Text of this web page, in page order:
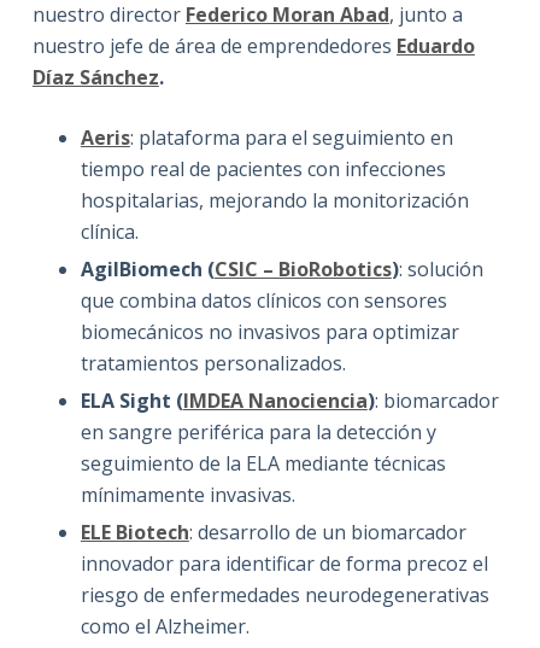
nuestro director Federico Moran Abad, junto a
nuestro jefe de área de emprendedores Eduardo
Díaz Sánchez.
Aeris: plataforma para el seguimiento en
tiempo real de pacientes con infecciones
hospitalarias, mejorando la monitorización
clínica.
AgilBiomech (CSIC – BioRobotics): solución
que combina datos clínicos con sensores
biomecánicos no invasivos para optimizar
tratamientos personalizados.
ELA Sight (IMDEA Nanociencia): biomarcador
en sangre periférica para la detección y
seguimiento de la ELA mediante técnicas
mínimamente invasivas.
ELE Biotech: desarrollo de un biomarcador
innovador para identificar de forma precoz el
riesgo de enfermedades neurodegenerativas
como el Alzheimer.